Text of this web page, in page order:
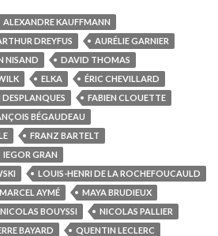
ALEXANDRE KAUFFMANN
DREYFUS
AURÉLIE GARNIER
NISAND
DAVID THOMAS
ELKA
ÉRIC CHEVILLARD
DESPLANQUES
FABIEN CLOUETTE
BÉGAUDEAU
FRANZ BARTELT
IEGOR GRAN
LOUIS-HENRI DE LA ROCHEFOUCAULD
MARCEL AYMÉ
MAYA BRUDIEUX
NICOLAS BOUYSSI
NICOLAS PALLIER
BAYARD
QUENTIN LECLERC